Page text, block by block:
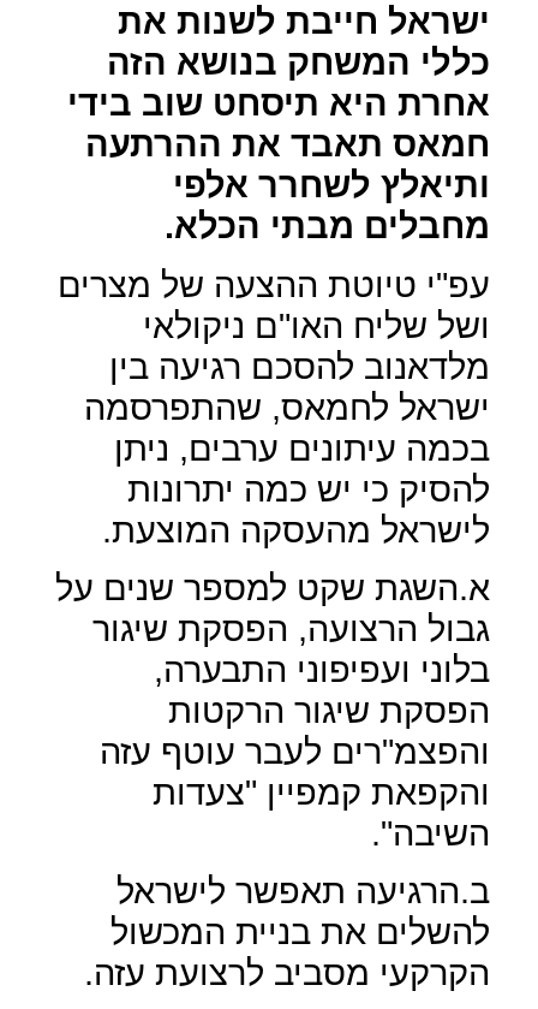
ישראל חייבת לשנות את
כללי המשחק בנושא הזה
אחרת היא תיסחט שוב בידי
חמאס תאבד את ההרתעה
ותיאלץ לשחרר אלפי
מחבלים מבתי הכלא.
עפ"י טיוטת ההצעה של מצרים
ושל שליח האו"ם ניקולאי
מלדאנוב להסכם רגיעה בין
ישראל לחמאס, שהתפרסמה
בכמה עיתונים ערבים, ניתן
להסיק כי יש כמה יתרונות
לישראל מהעסקה המוצעת.
א.השגת שקט למספר שנים על
גבול הרצועה, הפסקת שיגור
בלוני ועפיפוני התבערה,
הפסקת שיגור הרקטות
והפצמ"רים לעבר עוטף עזה
והקפאת קמפיין "צעדות
השיבה".
ב.הרגיעה תאפשר לישראל
להשלים את בניית המכשול
הקרקעי מסביב לרצועת עזה.